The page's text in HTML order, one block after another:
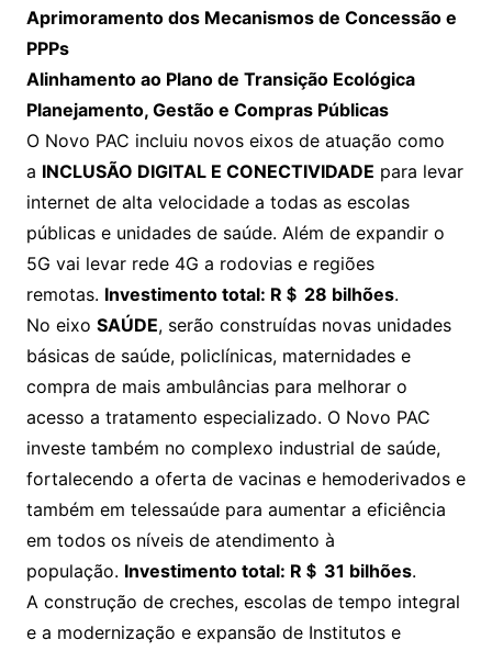
Aprimoramento dos Mecanismos de Concessão e
PPPs
Alinhamento ao Plano de Transição Ecológica
Planejamento, Gestão e Compras Públicas
O Novo PAC incluiu novos eixos de atuação como
a INCLUSÃO DIGITAL E CONECTIVIDADE para levar
internet de alta velocidade a todas as escolas
públicas e unidades de saúde. Além de expandir o
5G vai levar rede 4G a rodovias e regiões
remotas. Investimento total: R＄ 28 bilhões.
No eixo SAÚDE, serão construídas novas unidades
básicas de saúde, policlínicas, maternidades e
compra de mais ambulâncias para melhorar o
acesso a tratamento especializado. O Novo PAC
investe também no complexo industrial de saúde,
fortalecendo a oferta de vacinas e hemoderivados e
também em telessaúde para aumentar a eficiência
em todos os níveis de atendimento à
população. Investimento total: R＄ 31 bilhões.
A construção de creches, escolas de tempo integral
e a modernização e expansão de Institutos e